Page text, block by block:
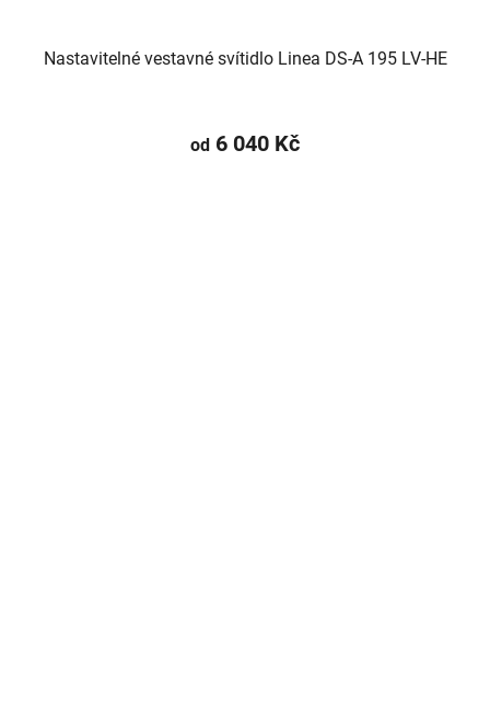
Nastavitelné vestavné svítidlo Linea DS-A 195 LV-HE
od 6 040 Kč